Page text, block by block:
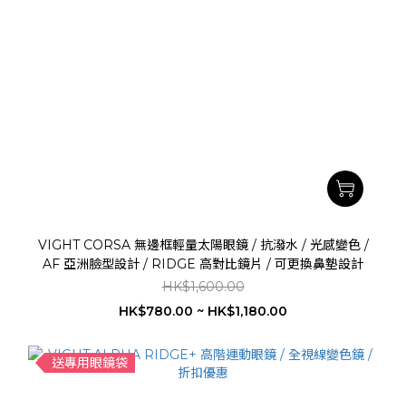
VIGHT CORSA 無邊框輕量太陽眼鏡 / 抗潑水 / 光感變色 /
AF 亞洲臉型設計 / RIDGE 高對比鏡片 / 可更換鼻墊設計
HK$1,600.00
HK$780.00 ~ HK$1,180.00
送專用眼鏡袋